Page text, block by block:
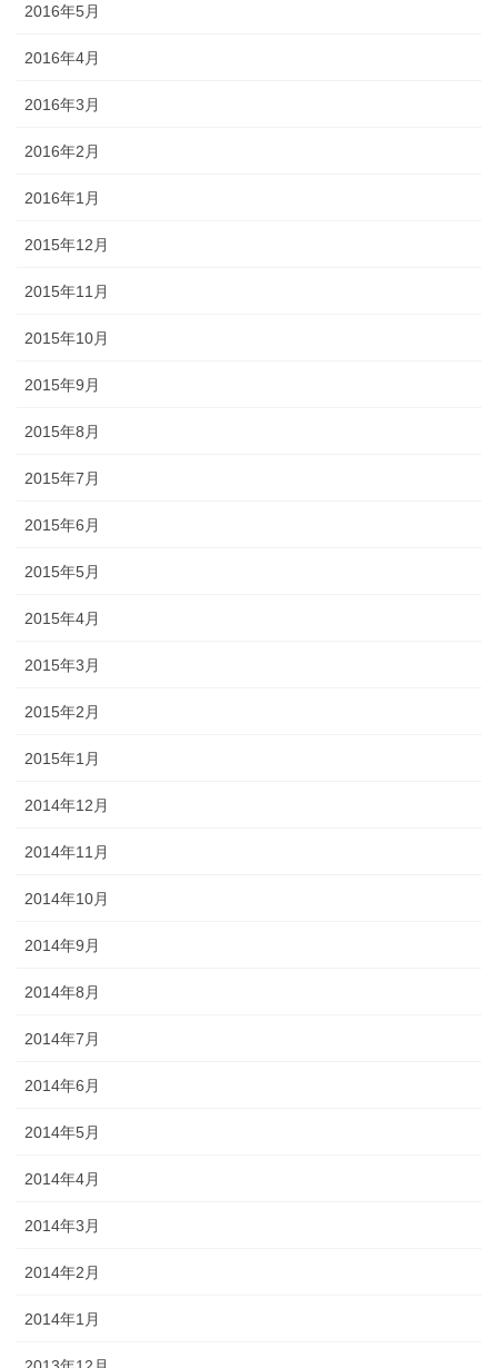
2016年5月
2016年4月
2016年3月
2016年2月
2016年1月
2015年12月
2015年11月
2015年10月
2015年9月
2015年8月
2015年7月
2015年6月
2015年5月
2015年4月
2015年3月
2015年2月
2015年1月
2014年12月
2014年11月
2014年10月
2014年9月
2014年8月
2014年7月
2014年6月
2014年5月
2014年4月
2014年3月
2014年2月
2014年1月